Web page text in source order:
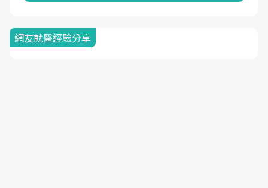
網友就醫經驗分享